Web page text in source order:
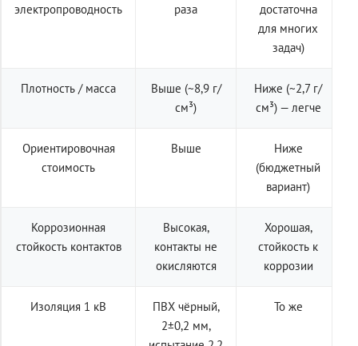
электропроводность
раза
достаточна
для многих
задач)
Плотность / масса
Выше (~8,9 г/
см³)
Ниже (~2,7 г/
см³) — легче
Ориентировочная
стоимость
Выше
Ниже
(бюджетный
вариант)
Коррозионная
стойкость контактов
Высокая,
контакты не
окисляются
Хорошая,
стойкость к
коррозии
Изоляция 1 кВ
ПВХ чёрный,
2±0,2 мм,
То же